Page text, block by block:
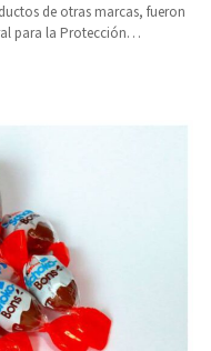
de otras marcas, fueron
para la Protección…